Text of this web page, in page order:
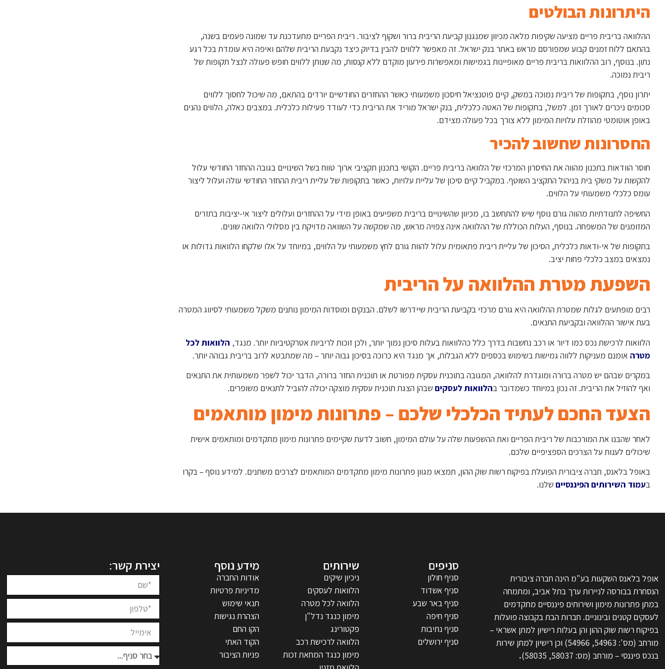
היתרונות הבולטים
ההלוואה בריבית פריים מציעה שקיפות מלאה מכיוון שמנגנון קביעת הריבית ברור ושקוף לציבור. ריבית הפריים מתעדכנת עד שמונה פעמים בשנה,
בהתאם ללוח זמנים קבוע שמפורסם מראש באתר בנק ישראל. זה מאפשר ללווים להבין בדיוק כיצד נקבעת הריבית שלהם ואיפה היא עומדת בכל רגע
נתון. בנוסף, רוב ההלוואות בריבית פריים מאופיינות בגמישות ומאפשרות פירעון מוקדם ללא קנסות, מה שנותן ללווים חופש פעולה לנצל תקופות של
ריבית נמוכה.
יתרון נוסף, בתקופות של ריבית נמוכה במשק, קיים פוטנציאל חיסכון משמעותי כאשר ההחזרים החודשיים יורדים בהתאם, מה שיכול לחסוך ללווים
סכומים ניכרים לאורך זמן. למשל, בתקופות של האטה כלכלית, בנק ישראל מוריד את הריבית כדי לעודד פעילות כלכלית. במצבים כאלה, הלווים נהנים
באופן אוטומטי מהוזלת עלויות המימון ללא צורך בכל פעולה מצידם.
החסרונות שחשוב להכיר
חוסר הוודאות בתכנון מהווה את החיסרון המרכזי של הלוואה בריבית פריים. הקושי בתכנון תקציבי ארוך טווח בשל השינויים בגובה ההחזר החודשי עלול
להקשות על משקי בית בניהול התקציב השוטף. במקביל קיים סיכון של עליית עלויות, כאשר בתקופות של עליית ריבית ההחזר החודשי עולה ועלול ליצור
עומס כלכלי משמעותי על הלווים.
החשיפה לתנודתיות מהווה גורם נוסף שיש להתחשב בו, מכיוון שהשינויים בריבית משפיעים באופן מידי על ההחזרים ועלולים ליצור אי-יציבות בתזרים
המזומנים של המשפחה. בנוסף, העלות הכוללת של ההלוואה אינה צפויה מראש, מה שמקשה על השוואה מדויקת בין מסלולי הלוואה שונים.
בתקופות של אי-ודאות כלכלית, הסיכון של עליית ריבית פתאומית עלול להוות גורם לחץ משמעותי על הלווים, במיוחד על אלו שלקחו הלוואות גדולות או
נמצאים במצב כלכלי פחות יציב.
השפעת מטרת ההלוואה על הריבית
רבים מופתעים לגלות שמטרת ההלוואה היא גורם מרכזי בקביעת הריבית שיידרשו לשלם. הבנקים ומוסדות המימון נותנים משקל משמעותי לסיווג המטרה
בעת אישור ההלוואה ובקביעת התנאים.
הלוואות לרכישת נכס כמו דיור או רכב נחשבות בדרך כלל כהלוואות בעלות סיכון נמוך יותר, ולכן זוכות לריביות אטרקטיביות יותר. מנגד, הלוואות לכל
מטרה אומנם מעניקות ללווה גמישות בשימוש בכספים ללא הגבלות, אך מנגד היא כרוכה בסיכון גבוה יותר – מה שמתבטא לרוב בריבית גבוהה יותר.
במקרים שבהם יש מטרה ברורה ומוגדרת להלוואה, המגובה בתוכנית עסקית מפורטת או תוכנית החזר ברורה, הדבר יכול לשפר משמעותית את התנאים
ואף להוזיל את הריבית. זה נכון במיוחד כשמדובר בהלוואות לעסקים שבהן הצגת תוכנית עסקית מוצקה יכולה להוביל לתנאים משופרים.
הצעד החכם לעתיד הכלכלי שלכם – פתרונות מימון מותאמים
לאחר שהבנו את המורכבות של ריבית הפריים ואת ההשפעות שלה על עולם המימון, חשוב לדעת שקיימים פתרונות מימון מתקדמים ומותאמים אישית
שיכולים לענות על הצרכים הספציפיים שלכם.
באופל בלאנס, חברה ציבורית הפועלת בפיקוח רשות שוק ההון, תמצאו מגוון פתרונות מימון מתקדמים המותאמים לצרכים משתנים. למידע נוסף – בקרו
בעמוד השירותים הפיננסיים שלנו.
אופל בלאנס השקעות בע"מ הינה חברה ציבורית
הנסחרת בבורסה לניירות ערך בתל אביב, ומתמחה
במתן פתרונות מימון ושירותים פיננסיים מתקדמים
לעסקים קטנים ובינוניים. חברות הבת בקבוצה פועלות
בפיקוח רשות שוק ההון והן בעלות רישיון למתן אשראי –
מורחב (מס': 54963, 54966) וכן רישיון למתן שירות
בנכס פיננסי – מורחב (מס: 58037, 58035)
.
סניפים
סניף חולון
סניף אשדוד
סניף באר שבע
סניף חיפה
סניף נתיבות
סניף ירושלים
שירותים
ניכיון שיקים
הלוואות לעסקים
הלוואה לכל מטרה
מימון כנגד נדל"ן
פקטורינג
הלוואה לרכישת רכב
מימון כנגד המחאת זכות
מידע נוסף
אודות החברה
מדיניות פרטיות
תנאי שימוש
הצהרת נגישות
הקו החם
הקוד האתי
פניות הציבור
יצירת קשר: